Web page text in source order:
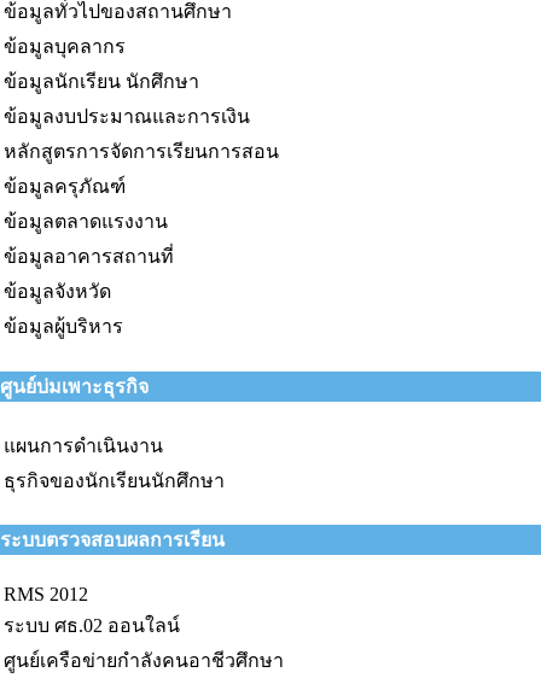
ข้อมูลทั่วไปของสถานศึกษา
ข้อมูลบุคลากร
ข้อมูลนักเรียน นักศึกษา
ข้อมูลงบประมาณและการเงิน
หลักสูตรการจัดการเรียนการสอน
ข้อมูลครุภัณฑ์
ข้อมูลตลาดแรงงาน
ข้อมูลอาคารสถานที่
ข้อมูลจังหวัด
ข้อมูลผู้บริหาร
ศูนย์บ่มเพาะธุรกิจ
แผนการดำเนินงาน
ธุรกิจของนักเรียนนักศึกษา
ระบบตรวจสอบผลการเรียน
RMS 2012
ระบบ ศธ.02 ออนใลน์
ศูนย์เครือข่ายกำลังคนอาชีวศึกษา